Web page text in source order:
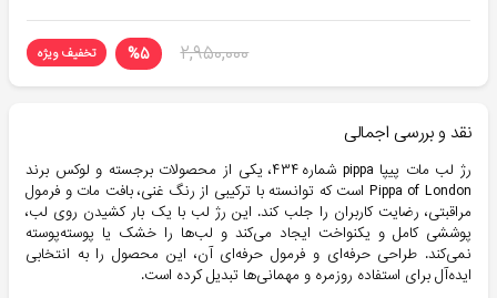
۲,۹۵۰,۰۰۰ %۵ تخفیف ویژه
نقد و بررسی اجمالی
رژ لب مات پیپا pippa شماره ۴۳۴، یکی از محصولات برجسته و لوکس برند
Pippa of London است که توانسته با ترکیبی از رنگ غنی، بافت مات و فرمول
مراقبتی، رضایت کاربران را جلب کند. این رژ لب با یک بار کشیدن روی لب،
پوششی کامل و یکنواخت ایجاد می‌کند و لب‌ها را خشک یا پوسته‌پوسته
نمی‌کند. طراحی حرفه‌ای و فرمول حرفه‌ای آن، این محصول را به انتخابی
ایده‌آل برای استفاده روزمره و مهمانی‌ها تبدیل کرده است.